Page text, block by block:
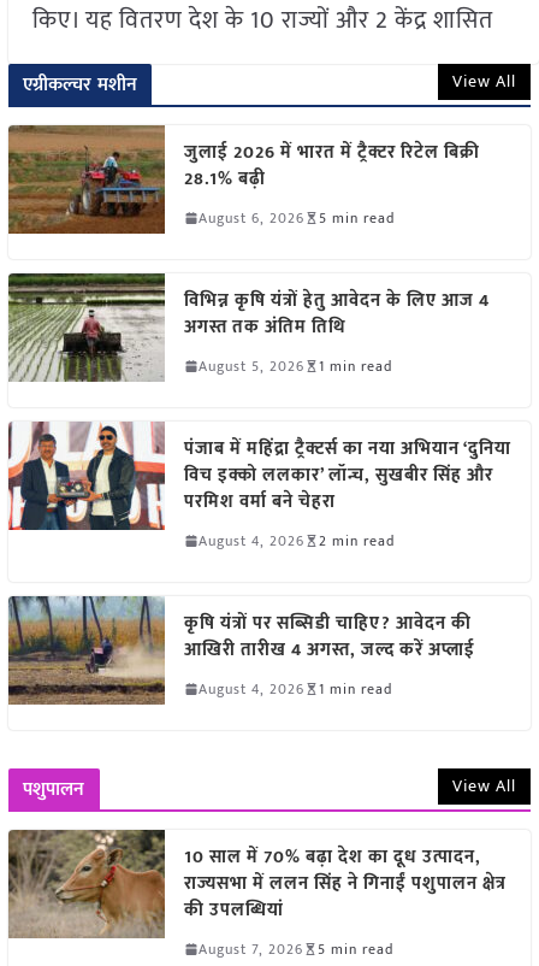
किए। यह वितरण देश के 10 राज्यों और 2 केंद्र शासित
एग्रीकल्चर मशीन View All
जुलाई 2026 में भारत में ट्रैक्टर रिटेल बिक्री
28.1% बढ़ी
August 6, 2026 5 min read
विभिन्न कृषि यंत्रों हेतु आवेदन के लिए आज 4
अगस्त तक अंतिम तिथि
August 5, 2026 1 min read
पंजाब में महिंद्रा ट्रैक्टर्स का नया अभियान ‘दुनिया
विच इक्को ललकार’ लॉन्च, सुखबीर सिंह और
परमिश वर्मा बने चेहरा
August 4, 2026 2 min read
कृषि यंत्रों पर सब्सिडी चाहिए? आवेदन की
आखिरी तारीख 4 अगस्त, जल्द करें अप्लाई
August 4, 2026 1 min read
पशुपालन View All
10 साल में 70% बढ़ा देश का दूध उत्पादन,
राज्यसभा में ललन सिंह ने गिनाईं पशुपालन क्षेत्र
की उपलब्धियां
August 7, 2026 5 min read